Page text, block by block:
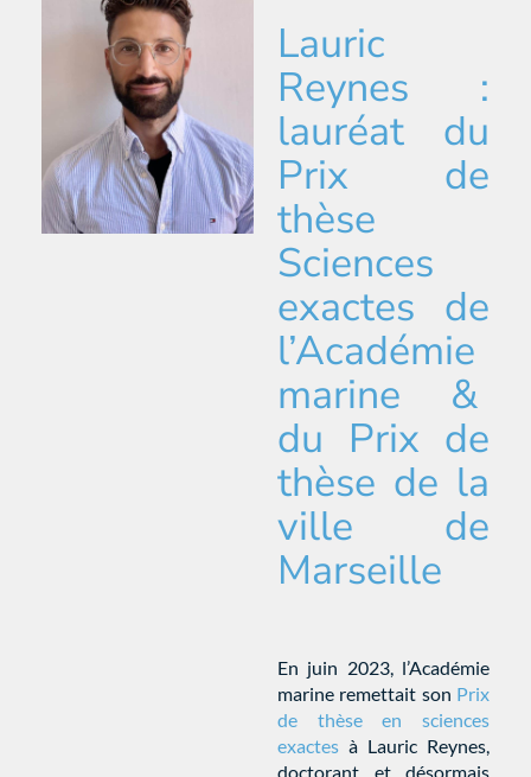
Lauric
Reynes :
lauréat du
Prix de
thèse
Sciences
exactes de
l’Académie
marine &
du Prix de
thèse de la
ville de
Marseille
En juin 2023, l’Académie
marine remettait son Prix
de thèse en sciences
exactes à Lauric Reynes,
doctorant et désormais